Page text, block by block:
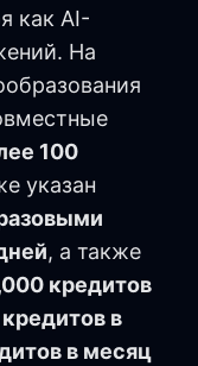
как AI-
На
100
указан
, а также
кредитов
в
в месяц